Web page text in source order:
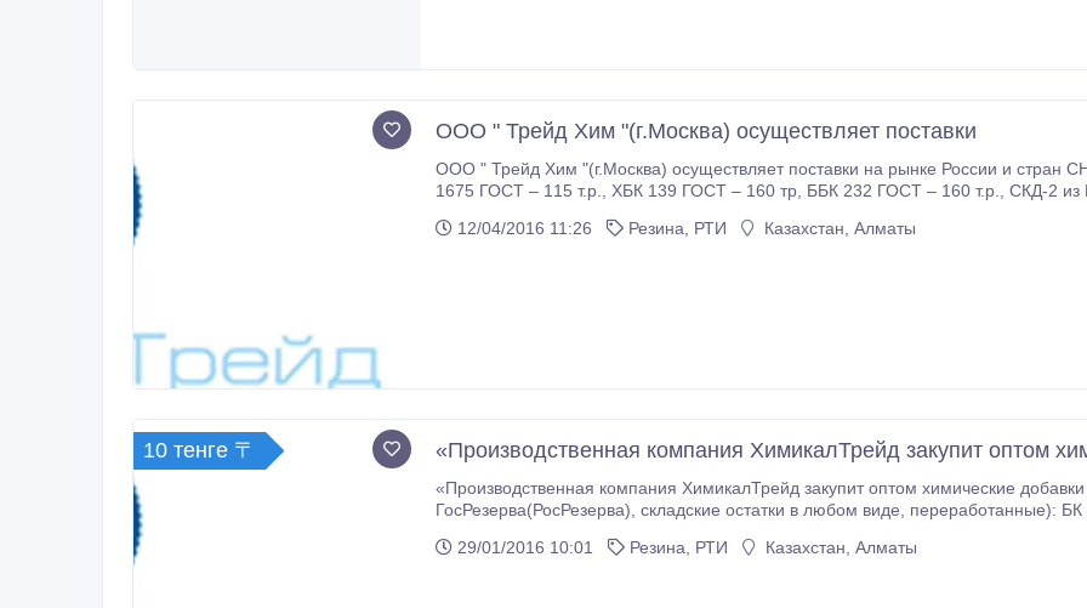
ООО " Трейд Хим "(г.Москва) осуществляет поставки
ООО " Трейд Хим "(г.Москва) осуществляет поставки на рынке России и стран
1675 ГОСТ – 115 т.р., ХБК 139 ГОСТ – 160 тр, ББК 232 ГОСТ – 160 т.р., СКД-2 из РосРезерва – 65 т.р., БНКС из РосРезерва – 80
12/04/2016 11:26
Резина, РТИ Казахстан, Алматы
10 тенге 〒 «Производственная компания ХимикалТрейд закупит оптом
«Производственная компания ХимикалТрейд закупит оптом химические добавки и каучуки ГОСТ и лежалые(с
ГосРезерва(РосРезерва), складские остатки в любом виде, переработанные): БК 1675(бутил каучук), ХБК 139, ББК 232, СКД-2,
RSS(натуральный каучук), Сулфенамид, Альтакс, белила и др.
29/01/2016 10:01 Резина, РТИ Казахстан, Алматы